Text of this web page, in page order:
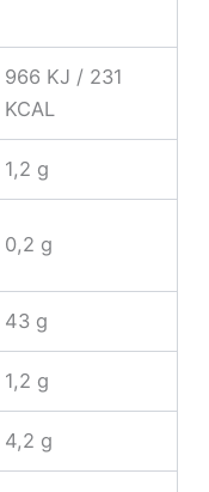
966 KJ / 231
KCAL
1,2 g
0,2 g
43 g
1,2 g
4,2 g